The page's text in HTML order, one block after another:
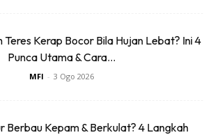
Teres Kerap Bocor Bila Hujan Lebat? Ini 4
Punca Utama & Cara...
MFI - 3 Ogo 2026
Berbau Kepam & Berkulat? 4 Langkah